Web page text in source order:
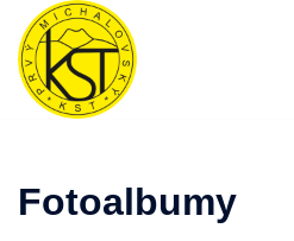
Preskočiť
obsah
Fotoalbumy